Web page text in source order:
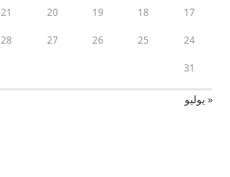
17
18
19
20
21
24
25
26
27
28
31
« يوليو